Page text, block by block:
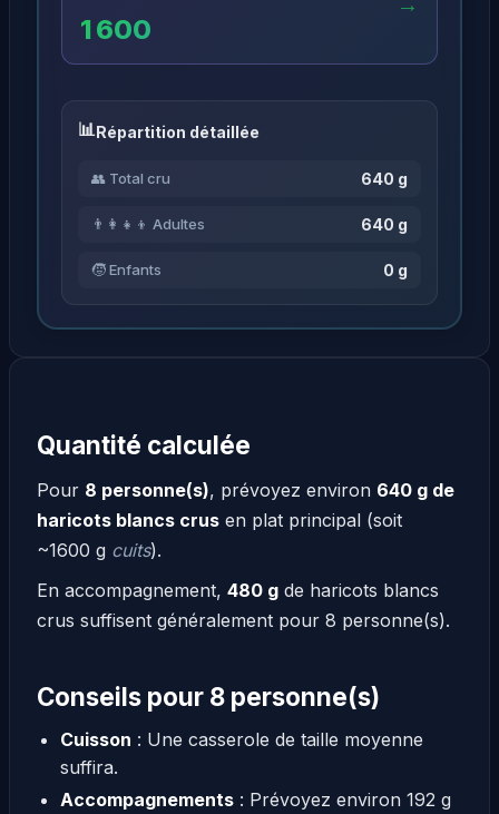
1 600
Répartition détaillée
👥 Total cru 640 g
👨‍👩‍👧‍👦 Adultes 640 g
🧒 Enfants 0 g
Quantité calculée
Pour 8 personne(s), prévoyez environ 640 g de
haricots blancs crus en plat principal (soit
~1600 g cuits).
En accompagnement, 480 g de haricots blancs
crus suffisent généralement pour 8 personne(s).
Conseils pour 8 personne(s)
Cuisson : Une casserole de taille moyenne
suffira.
Accompagnements: Prévoyez environ 192 g